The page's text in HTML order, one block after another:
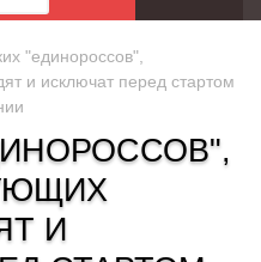
"единороссов",
и исключат перед стартом
И